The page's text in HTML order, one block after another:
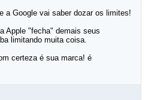
a Google vai saber dozar os limites!
Apple "fecha" demais seus
limitando muita coisa.
certeza é sua marca! é